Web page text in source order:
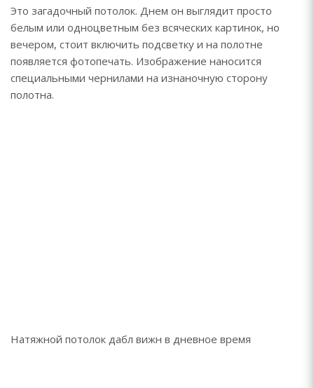
Это загадочный потолок. Днем он выглядит просто
белым или одноцветным без всяческих картинок, но
вечером, стоит включить подсветку и на полотне
появляется фотопечать. Изображение наносится
специальными чернилами на изнаночную сторону
полотна.
Натяжной потолок дабл вижн в дневное время